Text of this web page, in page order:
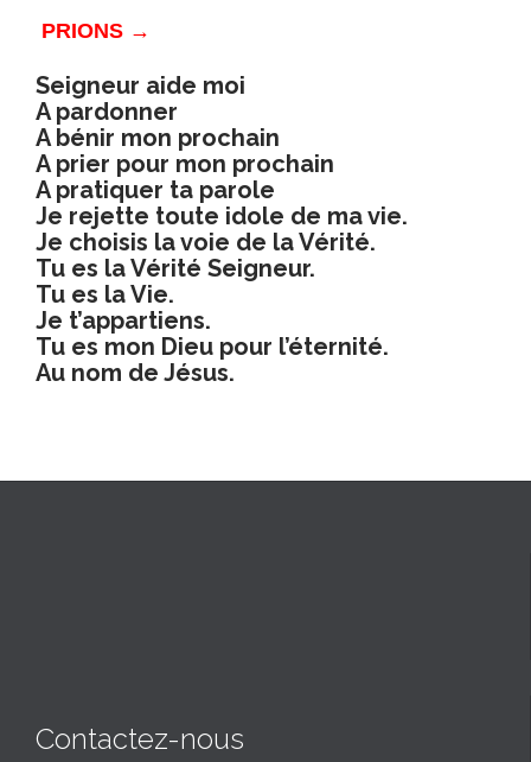
PRIONS →
Seigneur aide moi
A pardonner
A bénir mon prochain
A prier pour mon prochain
A pratiquer ta parole
Je rejette toute idole de ma vie.
Je choisis la voie de la Vérité.
Tu es la Vérité Seigneur.
Tu es la Vie.
Je t’appartiens.
Tu es mon Dieu pour l’éternité.
Au nom de Jésus.
Contactez-nous